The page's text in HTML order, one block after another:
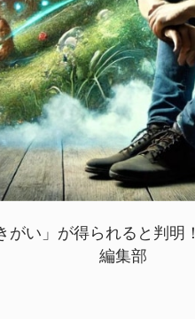
い」が得られると判明！
編集部